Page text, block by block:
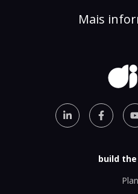
Mais
build